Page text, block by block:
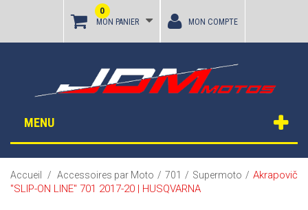
MON PANIER
0
MON COMPTE
MENU
Accueil / Accessoires par Moto / 701 / Supermoto / Akrapovič
"SLIP-ON LINE" 701 2017-20 | HUSQVARNA